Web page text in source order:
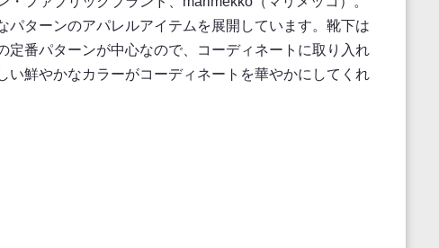
パターンのアパレルアイテムを展開しています。靴下は
定番パターンが中心なので、コーディネートに取り入れ
い鮮やかなカラーがコーディネートを華やかにしてくれ